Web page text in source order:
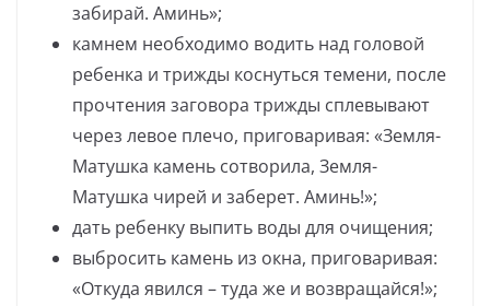
забирай. Аминь»;
камнем необходимо водить над головой
ребенка и трижды коснуться темени, после
прочтения заговора трижды сплевывают
через левое плечо, приговаривая: «Земля-
Матушка камень сотворила, Земля-
Матушка чирей и заберет. Аминь!»;
дать ребенку выпить воды для очищения;
выбросить камень из окна, приговаривая:
«Откуда явился – туда же и возвращайся!»;